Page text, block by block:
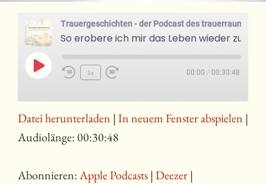
So erobere ich mir das Leben wieder zurück
Play
1x 00:00 / 00:30:48
Datei herunterladen |In neuem Fenster abspielen |
Audiolänge: 00:30:48
Abonnieren:Apple Podcasts |Deezer |